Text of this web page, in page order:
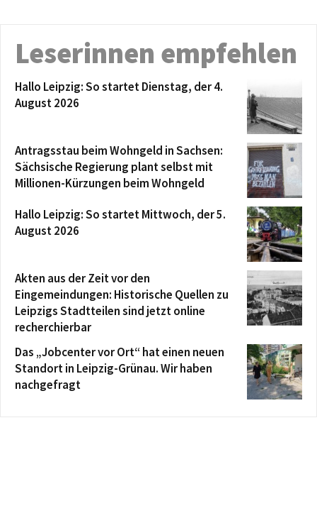
Leserinnen empfehlen
Hallo Leipzig: So startet Dienstag, der 4.
August 2026
Antragsstau beim Wohngeld in Sachsen:
Sächsische Regierung plant selbst mit
Millionen-Kürzungen beim Wohngeld
Hallo Leipzig: So startet Mittwoch, der 5.
August 2026
Akten aus der Zeit vor den
Eingemeindungen: Historische Quellen zu
Leipzigs Stadtteilen sind jetzt online
recherchierbar
Das „Jobcenter vor Ort“ hat einen neuen
Standort in Leipzig-Grünau. Wir haben
nachgefragt